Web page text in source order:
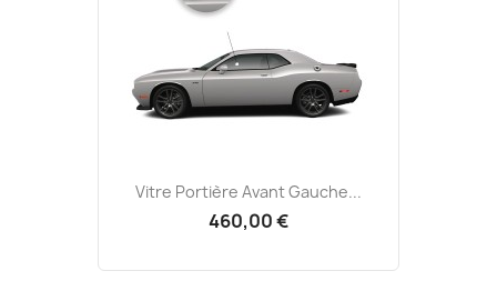
Vitre Portière Avant Gauche...
460,00 €